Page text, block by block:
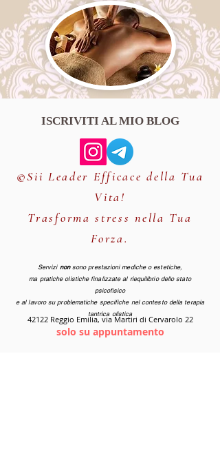
ISCRIVITI AL MIO BLOG
©Sii Leader Efficace della Tua
Vita!
Trasforma stress nella Tua
Forza.
42122 Reggio Emilia, via Martiri di Cervarolo 22
solo su appuntamento
Servizi nonsono prestazioni mediche o estetiche,
ma pratiche olistiche finalizzate al riequilibrio dello stato
psicofisico
e al lavoro su problematiche specifiche nel contesto della terapia
tantrica olistica